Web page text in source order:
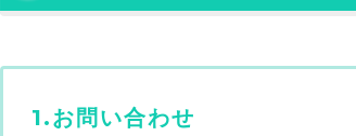
1.お問い合わせ